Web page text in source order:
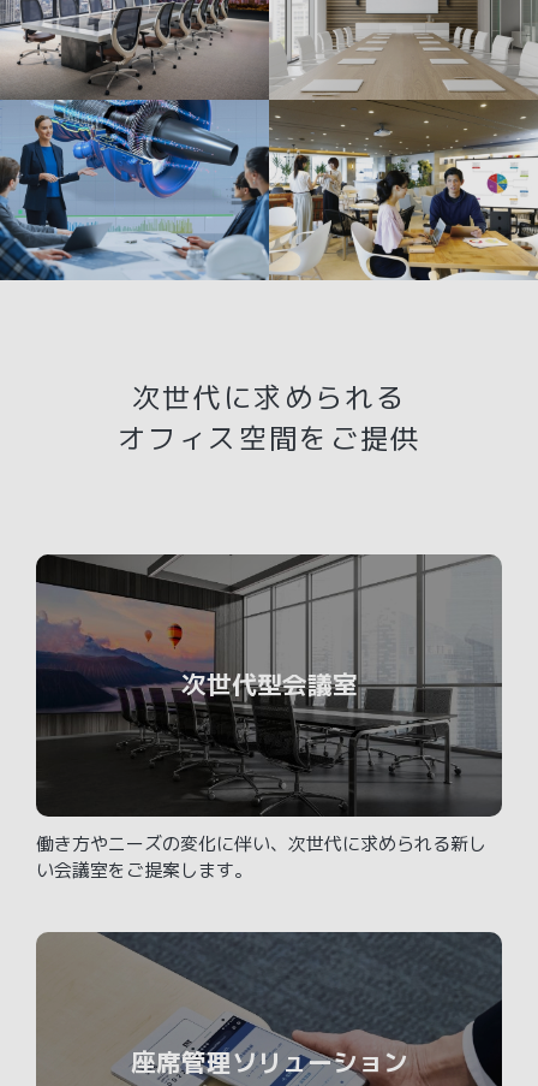
次世代に求められる
オフィス空間をご提供
次世代型会議室
働き方やニーズの変化に伴い、次世代に求められる新し
い会議室をご提案します。
座席管理ソリューション